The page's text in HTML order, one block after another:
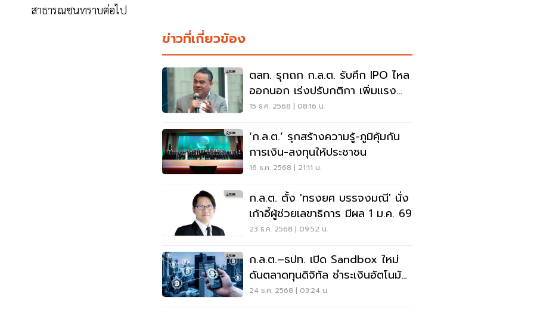
สาธารณชนทราบต่อไป
ข่าวที่เกี่ยวข้อง
ตลท. รุกถก ก.ล.ต. รับศึก IPO ไหล
ออกนอก เร่งปรับกติกา เพิ่มแรง
จูงใจจดทะเบียนไทย
15 ธ.ค. 2568 | 08:16 น.
‘ก.ล.ต.’ รุกสร้างความรู้-ภูมิคุ้มกัน
การเงิน-ลงทุนให้ประชาชน
16 ธ.ค. 2568 | 21:11 น.
ก.ล.ต. ตั้ง 'ทรงยศ บรรจงมณี' นั่ง
เก้าอี้ผู้ช่วยเลขาธิการ มีผล 1 ม.ค. 69
23 ธ.ค. 2568 | 09:52 น.
ก.ล.ต.–ธปท. เปิด Sandbox ใหม่
ดันตลาดทุนดิจิทัล ชำระเงินอัตโนมัติ
ครบวงจร
24 ธ.ค. 2568 | 03:24 น.